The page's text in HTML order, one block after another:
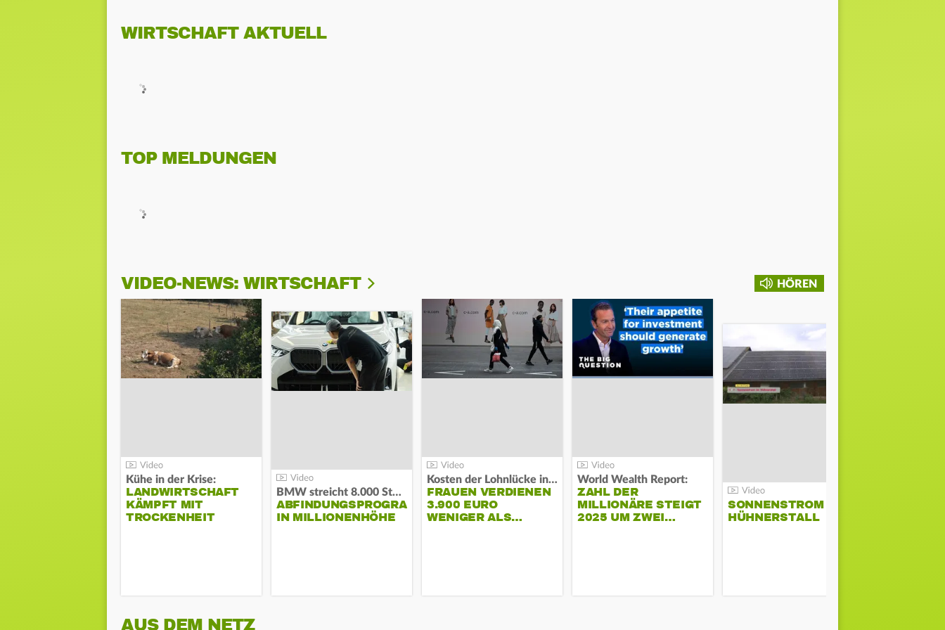
WIRTSCHAFT AKTUELL
TOP MELDUNGEN
HÖREN
VIDEO-NEWS: WIRTSCHAFT
Kühe in der Krise:
LANDWIRTSCHAFT
KÄMPFT MIT
TROCKENHEIT
BMW streicht 8.000 Stellen:
ABFINDUNGSPROGRAMM
IN MILLIONENHÖHE
Kosten der Lohnlücke in der EU:
FRAUEN VERDIENEN
3.900 EURO
WENIGER ALS…
World Wealth Report:
ZAHL DER
MILLIONÄRE STEIGT
2025 UM ZWEI…
SONNENSTROM IM
HÜHNERSTALL
AUS DEM NETZ